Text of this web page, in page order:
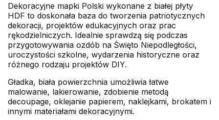
Dekoracyjne mapki Polski wykonane z białej płyty
HDF to doskonała baza do tworzenia patriotycznych
dekoracji, projektów edukacyjnych oraz prac
rękodzielniczych. Idealnie sprawdzą się podczas
przygotowywania ozdób na Święto Niepodległości,
uroczystości szkolne, wydarzenia historyczne oraz
różnego rodzaju projektów DIY.
Gładka, biała powierzchnia umożliwia łatwe
malowanie, lakierowanie, zdobienie metodą
decoupage, oklejanie papierem, naklejkami, brokatem i
innymi materiałami dekoracyjnymi.